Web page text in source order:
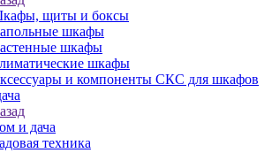
щиты и боксы
шкафы
шкафы
шкафы
и компоненты СКС для шкафов
и дача
техника